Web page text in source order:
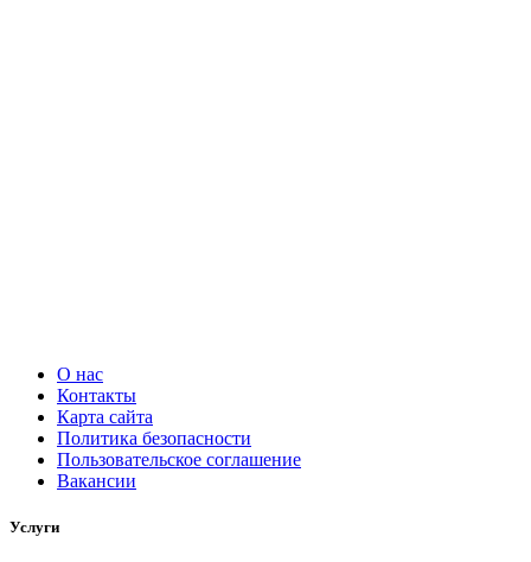
О нас
Контакты
Карта сайта
Политика безопасности
Пользовательское соглашение
Вакансии
Услуги